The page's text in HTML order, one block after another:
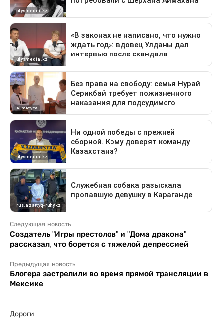
Следующая новость
Создатель "Игры престолов" и "Дома дракона"
рассказал, что борется с тяжелой депрессией
Предыдущая новость
Блогера застрелили во время прямой трансляции в
Мексике
Дороги